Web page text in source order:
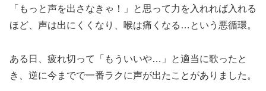
「もっと声を出さなきゃ！」と思って力を入れれば入れる
ほど、声は出にくくなり、喉は痛くなる…という悪循環。
ある日、疲れ切って「もういいや…」と適当に歌ったと
き、逆に今までで一番ラクに声が出たことがありました。